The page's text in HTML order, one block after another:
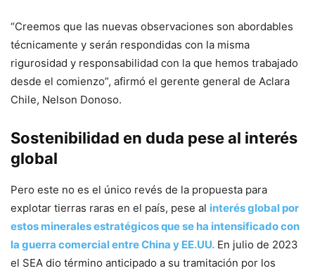
“Creemos que las nuevas observaciones son abordables
técnicamente y serán respondidas con la misma
rigurosidad y responsabilidad con la que hemos trabajado
desde el comienzo”, afirmó el gerente general de Aclara
Chile, Nelson Donoso.
Sostenibilidad en duda pese al interés
global
Pero este no es el único revés de la propuesta para
explotar tierras raras en el país, pese al interés global por
estos minerales estratégicos que se ha intensificado con
la guerra comercial entre China y EE.UU. En julio de 2023
el SEA dio término anticipado a su tramitación por los